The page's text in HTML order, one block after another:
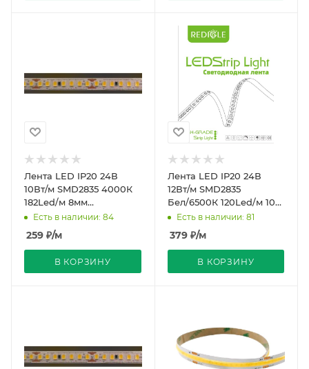
Лента LED IP20 24В
10Вт/м SMD2835 4000К
182Led/м 8мм
Стабилизир. рез3.85мм
10м REDIGLE (1000)
Есть в наличии: 84
259 ₽/м
В КОРЗИНУ
Лента LED IP20 24В
12Вт/м SMD2835
Бел/6500К 120Led/м 10м
PRO REDIGLE (200)
Есть в наличии: 81
379₽/м
В КОРЗИНУ